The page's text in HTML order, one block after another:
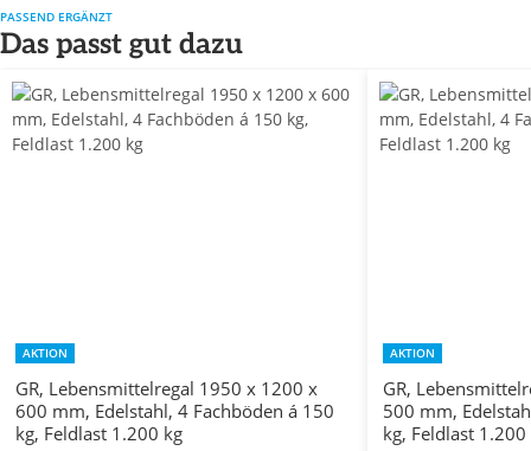
PASSEND ERGÄNZT
Das passt gut dazu
AKTION
GR, Lebensmittelregal 1950 x 1200 x
600 mm, Edelstahl, 4 Fachböden á 150
kg, Feldlast 1.200 kg
AKTION
GR,
500 mm,
kg, Feldlast 1.200